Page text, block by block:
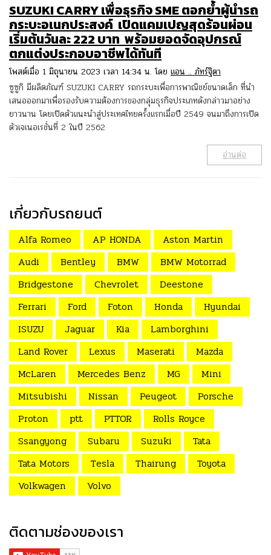
SUZUKI CARRY เพื่อธุรกิจ SME ตอกย้ำผู้นำรถ
กระบะอเนกประสงค์ เปิดแคมเปญสุดร้อนผ่อน
เริ่มต้นวันละ 222 บาท พร้อมยอดจัดอุปกรณ์
ตกแต่งประกอบอาชีพได้ทันที
โพสต์เมื่อ 1 มิถุนายน 2023 เวลา 14:34 น. โดย แอน .. ภัทร์ฐิตา
ซูซูกิ มีผลิตภัณฑ์ SUZUKI CARRY รถกระบะเพื่อการพาณิชย์ขนาดเล็ก ที่นำ
เสนอออกมาเพื่อรองรับความต้องการของกลุ่มธุรกิจประเภทดังกล่าวมาอย่าง
ยาวนาน โดยเปิดตัวแนะนำสู่ประเทศไทยครั้งแรกเมื่อปี 2549 จนมาถึงการเปิด
ตัวเจเนอเรชั่นที่ 2 ในปี 2562
อ่านต่อ
เกี่ยวกับรถยนต์
Alfa Romeo AP HONDA
Aston Martin
Audi
Bentley BMW
BMW Motorrad
Bridgestone
Chevrolet
Deestone
Ferrari
Ford Foton Honda
Hyundai
ISUZU
Jaguar Kia
Lamborghini
Land Rover
Lexus Maserati
Mazda
McLaren
Mercedes Benz MG
Mini
Mitsubishi
Nissan Peugeot
Porsche
Proton
ptt PTTOR
Rolls Royce
Ssangyong
Subaru Suzuki
Tata
Tata Motors
Tesla Thairung
Toyota
Volkwagen
Volvo
ติดตามช่องของเรา